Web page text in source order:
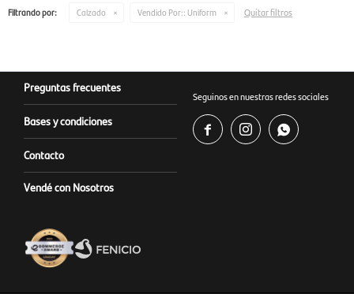
Filtrando por: Calzado Vendido Por:: Uniform Quitar filtros
Preguntas frecuentes
Bases y condiciones
Contacto
Vendé con Nosotros
Seguinos en nuestras redes sociales
  